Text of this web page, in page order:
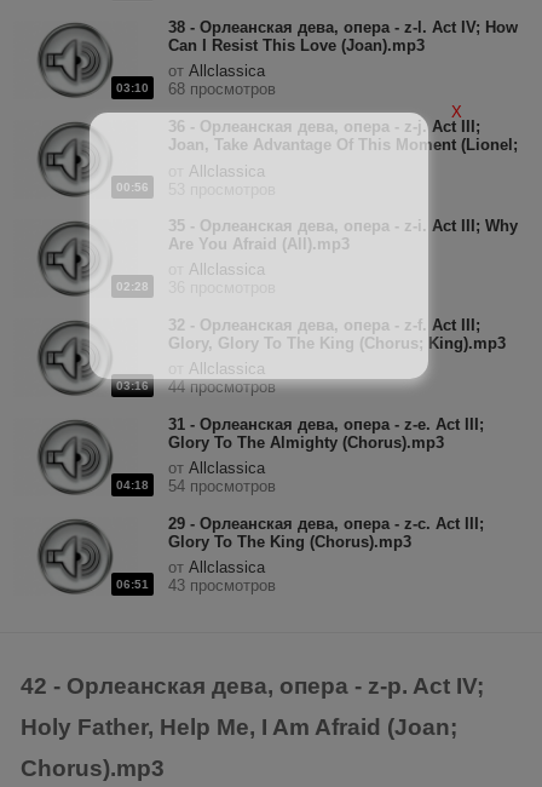
03:10
38 - Орлеанская дева, опера - z-l. Act IV; How
Can I Resist This Love (Joan).mp3
от Allclassica
68 просмотров
00:56
36 - Орлеанская дева, опера - z-j. Act III;
Joan, Take Advantage Of This Moment (Lionel;
Joan).mp3
Allclassica
02:28
35 - Орлеанская дева, опера - z-i. Act III; Why
Are You Afraid (All).mp3
Allclassica
03:16
32 - Орлеанская дева, опера - z-f. Act III;
Glory, Glory To The King (Chorus; King).mp3
Allclassica
44 просмотров
04:18
31 - Орлеанская дева, опера - z-e. Act III;
Glory To The Almighty (Chorus).mp3
от Allclassica
54 просмотров
06:51
29 - Орлеанская дева, опера - z-c. Act III;
Glory To The King (Chorus).mp3
от Allclassica
43 просмотров
42 - Орлеанская дева, опера - z-p. Act IV;
Holy Father, Help Me, I Am Afraid (Joan;
Chorus).mp3
X